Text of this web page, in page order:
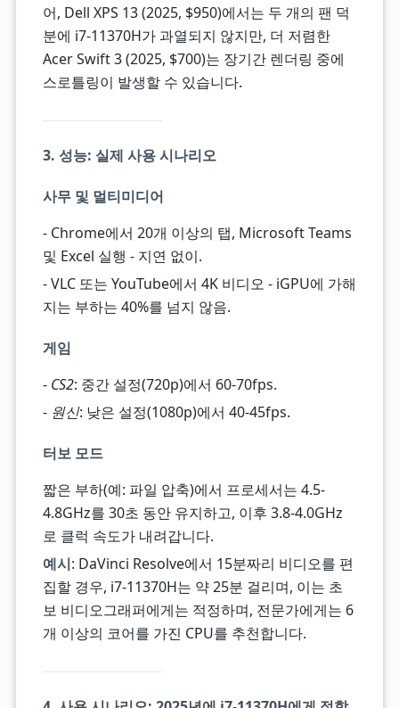
어, Dell XPS 13 (2025, $950)에서는 두 개의 팬 덕
분에 i7-11370H가 과열되지 않지만, 더 저렴한
Acer Swift 3 (2025, $700)는 장기간 렌더링 중에
스로틀링이 발생할 수 있습니다.
3. 성능: 실제 사용 시나리오
사무 및 멀티미디어
- Chrome에서 20개 이상의 탭, Microsoft Teams
및 Excel 실행 - 지연 없이.
- VLC 또는 YouTube에서 4K 비디오 - iGPU에 가해
지는 부하는 40%를 넘지 않음.
게임
- CS2: 중간 설정(720p)에서 60-70fps.
- 원신: 낮은 설정(1080p)에서 40-45fps.
터보 모드
짧은 부하(예: 파일 압축)에서 프로세서는 4.5-
4.8GHz를 30초 동안 유지하고, 이후 3.8-4.0GHz
로 클럭 속도가 내려갑니다.
예시: DaVinci Resolve에서 15분짜리 비디오를 편
집할 경우, i7-11370H는 약 25분 걸리며, 이는 초
보 비디오그래퍼에게는 적정하며, 전문가에게는 6
개 이상의 코어를 가진 CPU를 추천합니다.